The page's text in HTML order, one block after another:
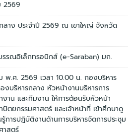
2569
ลาง ประจำปี 2569 ณ เขาใหญ่ จังหวัด
รรณอิเล็กทรอนิกส์ (e-Saraban) มก.
.ศ. 2569 เวลา 10.00 น. กองบริหาร
งบริหารกลาง หัวหน้างานบริหารการ
าน และทีมงาน ให้การต้อนรับหัวหน้า
ตยกรรมศาสตร์ และเจ้าหน้าที่ เข้าศึกษาดู
การปฏิบัติงานด้านการบริหารจัดการประชุม
าสตร์